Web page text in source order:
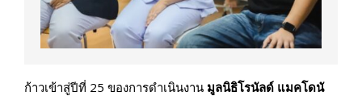
ก้าวเข้าสู่ปีที่ 25 ของการดำเนินงาน มูลนิธิโรนัลด์ แมคโดนั